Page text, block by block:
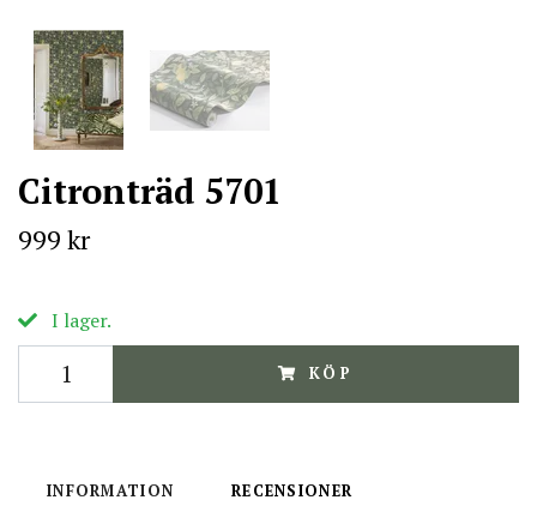
Citronträd 5701
999 kr
I lager.
KÖP
INFORMATION RECENSIONER